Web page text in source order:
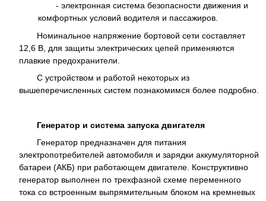
- электронная система безопасности движения и
комфортных условий водителя и пассажиров.
Номинальное напряжение бортовой сети составляет
12,6 В, для защиты электрических цепей применяются
плавкие предохранители.
С устройством и работой некоторых из
вышеперечисленных систем познакомимся более подробно.
Генератор и система запуска двигателя
Генератор предназначен для питания
электропотребителей автомобиля и зарядки аккумуляторной
батареи (АКБ) при работающем двигателе. Конструктивно
генератор выполнен по трехфазной схеме переменного
тока со встроенным выпрямительным блоком на кремневых